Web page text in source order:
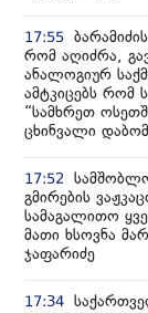
17:55
რომ აღიძრა,
ანალოგიურ
ამტკიცებს რომ
“სამხრეთ
ცხინვალი
17:52
გმირების
სამაგალითო
მათი ხსოვნა
ჯაფარიძე
17:34